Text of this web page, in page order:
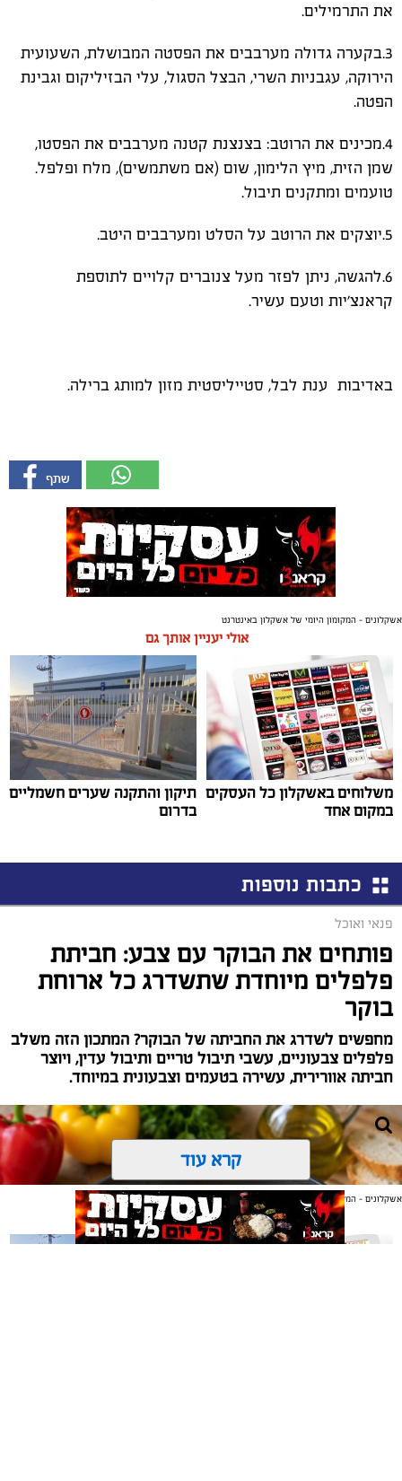
את התרמילים.
3.בקערה גדולה מערבבים את הפסטה המבושלת, השעועית
הירוקה, עגבניות השרי, הבצל הסגול, עלי הבזיליקום וגבינת
הפטה.
4.מכינים את הרוטב: בצנצנת קטנה מערבבים את הפסטו,
שמן הזית, מיץ הלימון, שום (אם משתמשים), מלח ופלפל.
טועמים ומתקנים תיבול.
5.יוצקים את הרוטב על הסלט ומערבבים היטב.
6.להגשה, ניתן לפזר מעל צנוברים קלויים לתוספת
קראנצ’יות וטעם עשיר.
באדיבות ענת לבל, סטייליסטית מזון למותג ברילה.
אשקלונים - המקומון היומי של אשקלון באינטרנט
אולי יעניין אותך גם
משלוחים באשקלון כל העסקים
במקום אחד
תיקון והתקנה שערים חשמליים
בדרום
כתבות נוספות
פנאי ואוכל
פותחים את הבוקר עם צבע: חביתת
פלפלים מיוחדת שתשדרג כל ארוחת
בוקר
מחפשים לשדרג את החביתה של הבוקר? המתכון הזה משלב
פלפלים צבעוניים, עשבי תיבול טריים ותיבול עדין, ויוצר
חביתה אוורירית, עשירה בטעמים וצבעונית במיוחד.
קרא עוד
אשקלונים - המקומון היומי של אשקלון באינטרנט
אולי יעניין אותך גם